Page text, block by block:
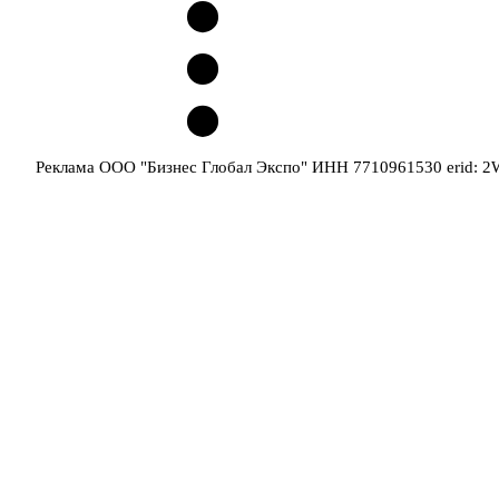
Реклама ООО "Бизнес Глобал Экспо" ИНН 7710961530 erid: